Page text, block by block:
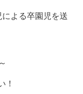
よる卒園児を送
！